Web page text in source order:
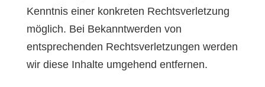
Kenntnis einer konkreten Rechtsverletzung
möglich. Bei Bekanntwerden von
entsprechenden Rechtsverletzungen werden
wir diese Inhalte umgehend entfernen.